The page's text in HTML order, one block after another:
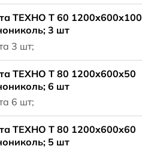
ТЕХНО Т 60 1200x600x100
3 шт
3 шт;
ТЕХНО Т 80 1200x600x50
6 шт
6 шт;
ТЕХНО Т 80 1200x600x60
5 шт